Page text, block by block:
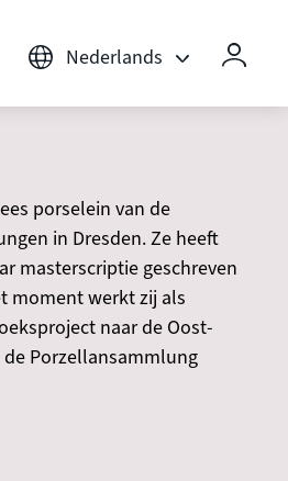
Nederlands
porselein van de
in Dresden. Ze heeft
masterscriptie geschreven
moment werkt zij als
naar de Oost-
Porzellansammlung